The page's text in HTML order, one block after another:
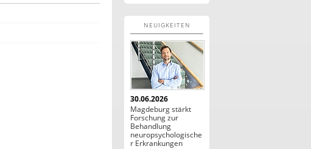
NEUIGKEITEN
30.06.2026
Magdeburg stärkt
Forschung zur
Behandlung
neuropsychologische
r Erkrankungen